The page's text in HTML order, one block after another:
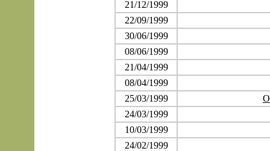
21/12/1999
22/09/1999
30/06/1999
08/06/1999
21/04/1999
08/04/1999
25/03/1999
24/03/1999
10/03/1999
24/02/1999